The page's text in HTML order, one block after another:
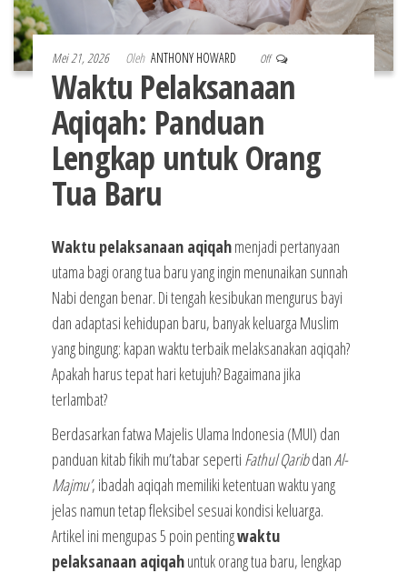
Mei 21, 2026 Oleh ANTHONY HOWARD Off
Waktu Pelaksanaan
Aqiqah: Panduan
Lengkap untuk Orang
Tua Baru
Waktu pelaksanaan aqiqahmenjadi pertanyaan
utama bagi orang tua baru yang ingin menunaikan sunnah
Nabi dengan benar. Di tengah kesibukan mengurus bayi
dan adaptasi kehidupan baru, banyak keluarga Muslim
yang bingung: kapan waktu terbaik melaksanakan aqiqah?
Apakah harus tepat hari ketujuh? Bagaimana jika
terlambat?
Berdasarkan fatwa Majelis Ulama Indonesia (MUI) dan
panduan kitab fikih mu’tabar seperti Fathul QaribdanAl-
Majmu’, ibadah aqiqah memiliki ketentuan waktu yang
jelas namun tetap fleksibel sesuai kondisi keluarga.
Artikel ini mengupas 5 poin pentingwaktu
pelaksanaan aqiqahuntuk orang tua baru, lengkap